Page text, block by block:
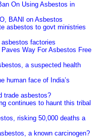
On Using Asbestos in
BANI on Asbestos
asbestos to govt ministries
factories
Paves Way For Asbestos Free
a suspected health
human face of India’s
trade asbestos?
continues to haunt this tribal
risking 50,000 deaths a
a known carcinogen?